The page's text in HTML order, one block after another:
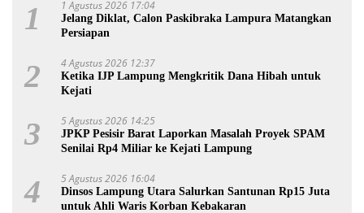
1 1 Agustus 2026 17:04
Jelang Diklat, Calon Paskibraka Lampura Matangkan
Persiapan
2 4 Agustus 2026 12:37
Ketika IJP Lampung Mengkritik Dana Hibah untuk
Kejati
3 5 Agustus 2026 14:25
JPKP Pesisir Barat Laporkan Masalah Proyek SPAM
Senilai Rp4 Miliar ke Kejati Lampung
4 5 Agustus 2026 16:04
Dinsos Lampung Utara Salurkan Santunan Rp15 Juta
untuk Ahli Waris Korban Kebakaran